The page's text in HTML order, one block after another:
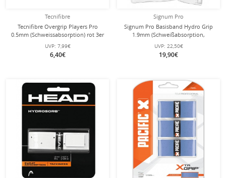
Tecnifibre
Tecnifibre Overgrip Players Pro
0.5mm (Schweissabsorption) rot 3er
UVP: 7,99€
6,40€
Signum Pro
Signum Pro Basisband Hydro Grip
1.9mm (Schweißabsorption,
perforiert) weiss 5er Pack Clip-
Beutel
UVP: 22,50€
19,90€